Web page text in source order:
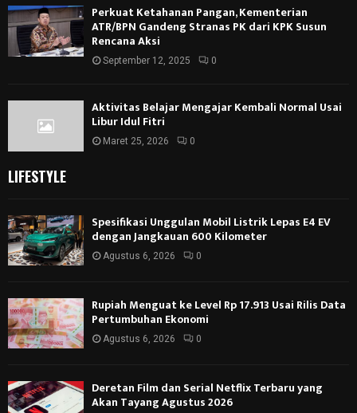
Perkuat Ketahanan Pangan, Kementerian
ATR/BPN Gandeng Stranas PK dari KPK Susun
Rencana Aksi
September 12, 2025 0
Aktivitas Belajar Mengajar Kembali Normal Usai
Libur Idul Fitri
Maret 25, 2026 0
LIFESTYLE
Spesifikasi Unggulan Mobil Listrik Lepas E4 EV
dengan Jangkauan 600 Kilometer
Agustus 6, 2026 0
Rupiah Menguat ke Level Rp 17.913 Usai Rilis Data
Pertumbuhan Ekonomi
Agustus 6, 2026 0
Deretan Film dan Serial Netflix Terbaru yang
Akan Tayang Agustus 2026